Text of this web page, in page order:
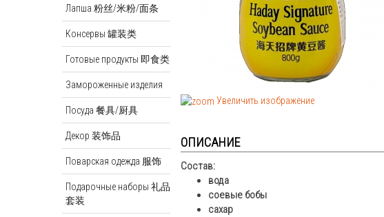
Лапша 粉丝/米粉/面条
Консервы 罐装类
Готовые продукты 即食类
Замороженные изделия
Посуда 餐具/厨具
Декор 装饰品
Поварская одежда 服饰
Подарочные наборы 礼品
套装
Увеличить изображение
ОПИСАНИЕ
Состав:
вода
соевые бобы
сахар